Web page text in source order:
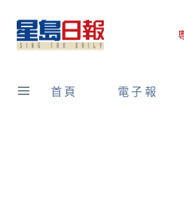
content
首頁 電子報